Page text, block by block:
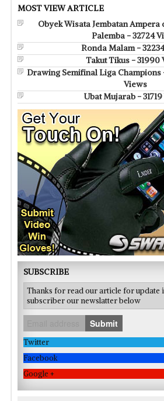
MOST VIEW ARTICLE
Obyek Wisata Jembatan Ampera
Palemba - 32724
Ronda Malam -
Takut Tikus - 31990
Drawing Semifinal Liga Champions
Views
Ubat Mujarab -
SUBSCRIBE
Thanks for read our article for update
subscriber our newslatter below
Submit
Twitter
Facebook
Google +